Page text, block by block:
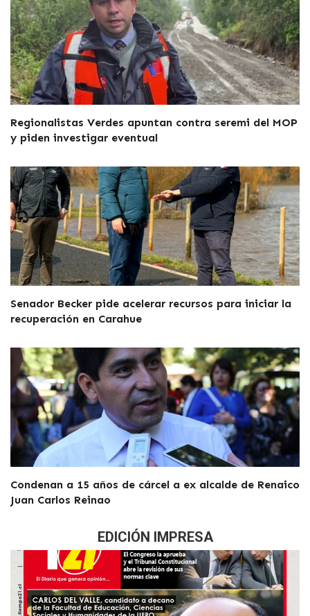
Regionalistas Verdes apuntan contra seremi del MOP
y piden investigar eventual
Senador Becker pide acelerar recursos para iniciar la
recuperación en Carahue
Condenan a 15 años de cárcel a ex alcalde de Renaico
Juan Carlos Reinao
EDICIÓN IMPRESA